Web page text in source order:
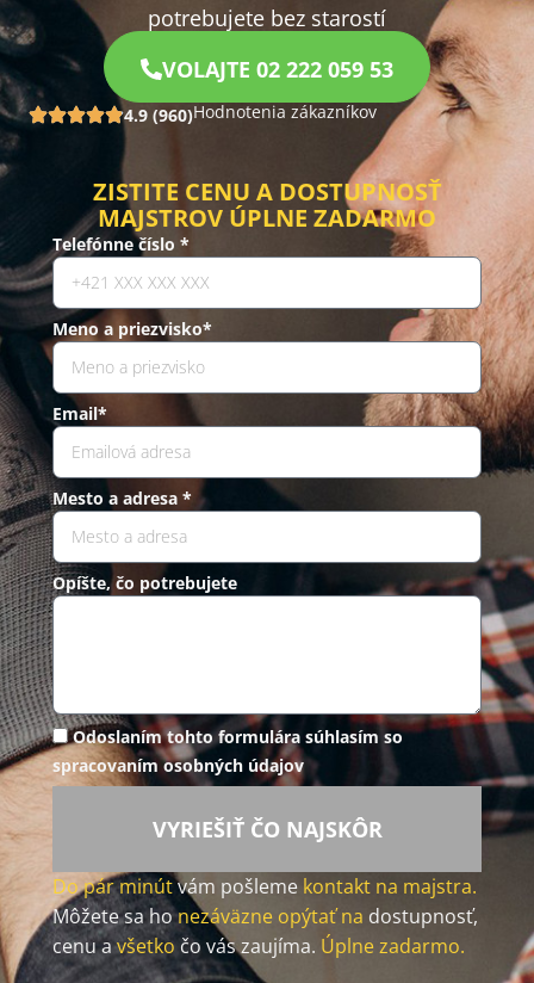
potrebujete bez starostí
VOLAJTE 02 222 059 53
4.9 (960)Hodnotenia zákazníkov
ZISTITE CENU A DOSTUPNOSŤ
MAJSTROV ÚPLNE ZADARMO
Telefónne číslo *
Meno a priezvisko*
Email*
Mesto a adresa *
Opíšte, čo potrebujete
Odoslaním tohto formulára súhlasím so
spracovaním osobných údajov
VYRIEŠIŤ ČO NAJSKÔR
Do pár minútvám pošleme kontakt na majstra.
Môžete sa honezáväzne opýtať na dostupnosť,
cenu avšetkočo vás zaujíma. Úplne zadarmo.